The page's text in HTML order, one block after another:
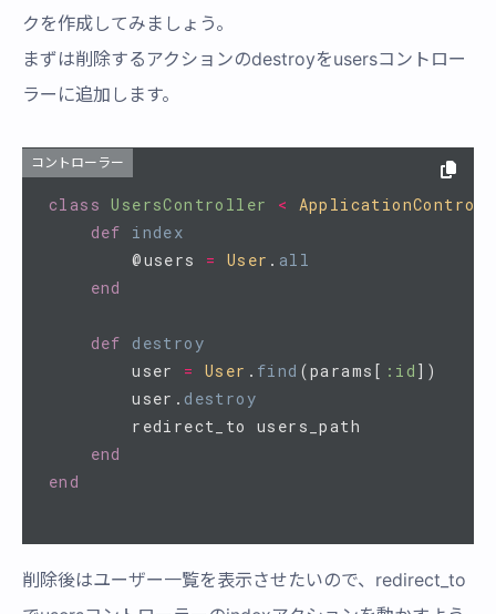
クを作成してみましょう。
まずは削除するアクションのdestroyをusersコントロー
ラーに追加します。
コントローラー
class UsersController <
def
index
@users
= User . all
end
def
destroy
user
= User . find (params [ :id ])
user . destroy
redirect_to
users_path
end
end
削除後はユーザー一覧を表示させたいので、redirect_to